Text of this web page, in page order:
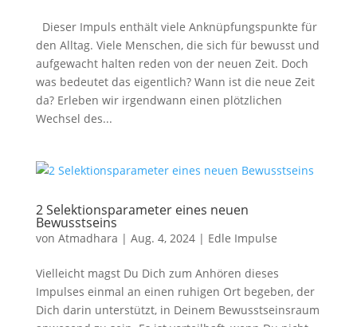
Dieser Impuls enthält viele Anknüpfungspunkte für
den Alltag. Viele Menschen, die sich für bewusst und
aufgewacht halten reden von der neuen Zeit. Doch
was bedeutet das eigentlich? Wann ist die neue Zeit
da? Erleben wir irgendwann einen plötzlichen
Wechsel des...
2 Selektionsparameter eines neuen
Bewusstseins
von Atmadhara | Aug. 4, 2024| Edle Impulse
Vielleicht magst Du Dich zum Anhören dieses
Impulses einmal an einen ruhigen Ort begeben, der
Dich darin unterstützt, in Deinem Bewusstseinsraum